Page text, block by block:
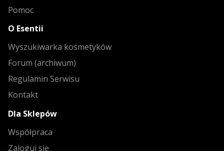
Pomoc
O Esentii
Wyszukiwarka kosmetyków
Forum (archiwum)
Regulamin Serwisu
Kontakt
Dla Sklepów
Współpraca
Zaloguj się